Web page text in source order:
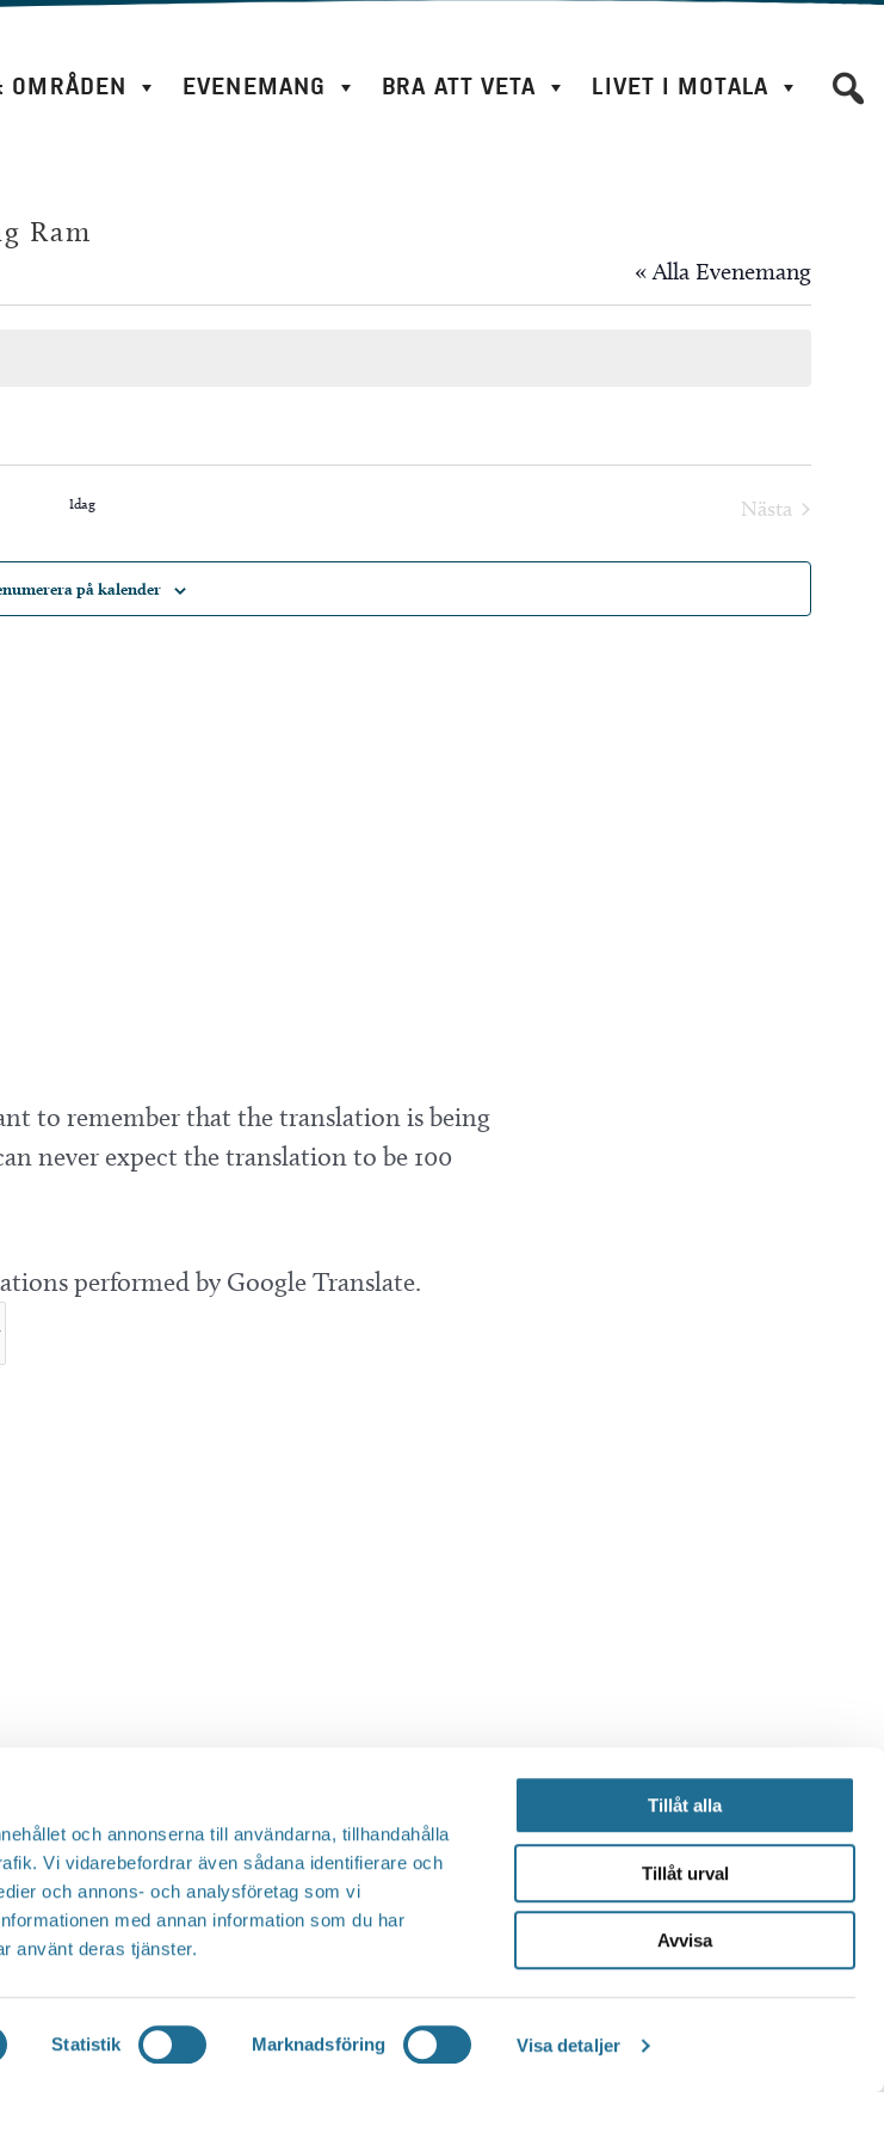
och annonserna till användarna, tillhandahålla
Vi vidarebefordrar även sådana identifierare och
och annons- och analysföretag som vi
med annan information som du har
använt deras tjänster.
Statistik Marknadsföring Visa detaljer
Tillåt alla
Tillåt urval
Avvisa
OMRÅDEN EVENEMANG BRA ATT VETA LIVET I MOTALA
Ram
« Alla Evenemang
Idag
Nästa
på kalender
to remember that the translation is being
never expect the translation to be 100
performed by Google Translate.